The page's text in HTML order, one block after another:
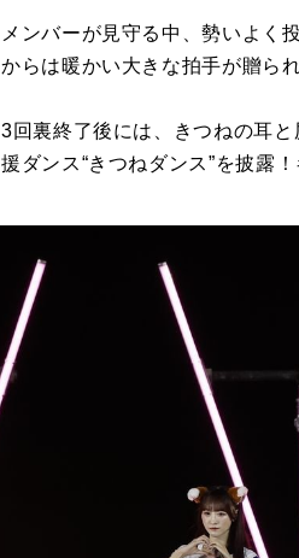
メンバーが見守る中、勢いよく
からは暖かい大きな拍手が贈られ
3回裏終了後には、きつねの耳
援ダンス“きつねダンス”を披露